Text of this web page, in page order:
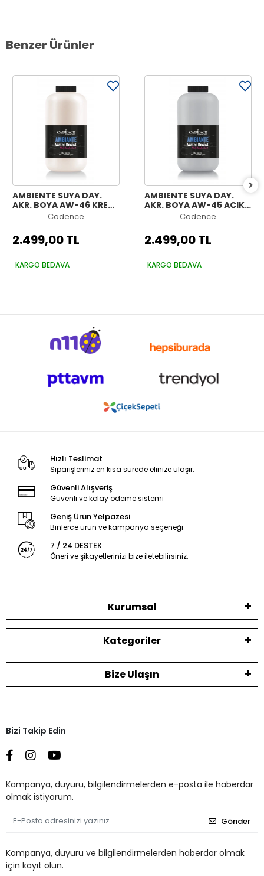
Benzer Ürünler
AMBIENTE SUYA DAY.
AKR. BOYA AW-46 KREM
2000ML + KATALİZÖR
Cadence
2.499,00 TL
KARGO BEDAVA
AMBIENTE SUYA DAY.
AKR. BOYA AW-45 AÇIK
GRİ 2000ML +
Cadence
2.499,00 TL
KARGO BEDAVA
Hızlı Teslimat
Siparişleriniz en kısa sürede elinize ulaşır.
Güvenli Alışveriş
Güvenli ve kolay ödeme sistemi
Geniş Ürün Yelpazesi
Binlerce ürün ve kampanya seçeneği
7 / 24 DESTEK
Öneri ve şikayetlerinizi bize iletebilirsiniz.
Kurumsal
Kategoriler
Bize Ulaşın
Bizi Takip Edin
Kampanya, duyuru, bilgilendirmelerden e-posta ile haberdar
olmak istiyorum.
Gönder
Kampanya, duyuru ve bilgilendirmelerden haberdar olmak
için kayıt olun.